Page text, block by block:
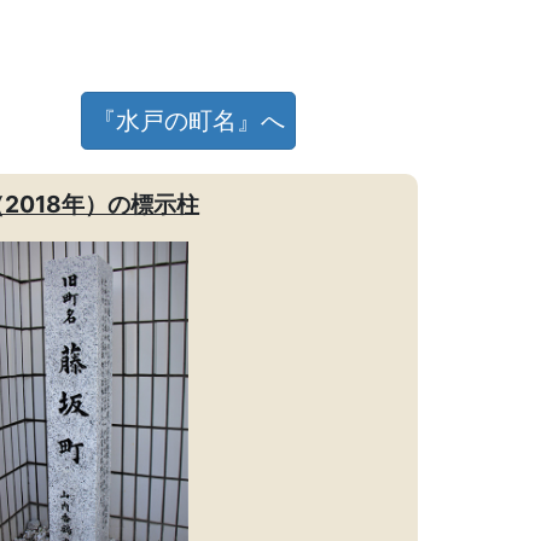
『水戸の町名』へ
2018年）の標示柱